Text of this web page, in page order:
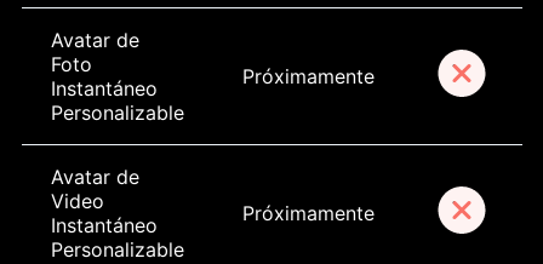
Avatar de
Foto
Instantáneo
Personalizable
Próximamente
Avatar de
Video
Instantáneo
Personalizable
Próximamente